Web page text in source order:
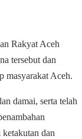
Rakyat Aceh
tersebut dan
masyarakat Aceh.
damai, serta telah
dan